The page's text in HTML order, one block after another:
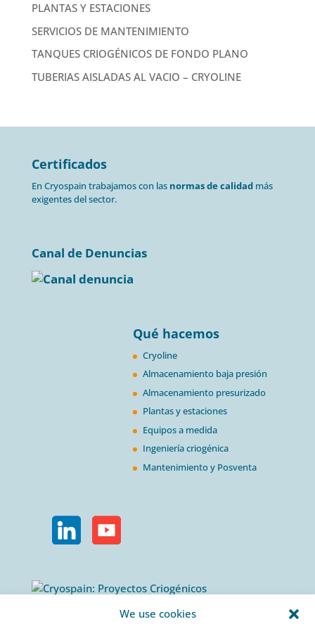
We use cookies
PLANTAS Y ESTACIONES
SERVICIOS DE MANTENIMIENTO
TANQUES CRIOGÉNICOS DE FONDO PLANO
TUBERIAS AISLADAS AL VACIO – CRYOLINE
Certificados
En Cryospain trabajamos con las normas de calidadmás
exigentes del sector.
Canal de Denuncias
Qué hacemos
Cryoline
Almacenamiento baja presión
Almacenamiento presurizado
Plantas y estaciones
Equipos a medida
Ingeniería criogénica
Mantenimiento y Posventa